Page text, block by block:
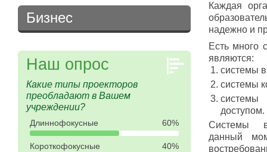
Бизнес
Наш опрос
Какие типы проекторов
преобладают в Вашем
учреждении?
Длиннофокусные 60%
Короткофокусные 40%
Каждая
надежно и
Есть много
являются:
системы
системы
системы
доступом.
Системы
данный